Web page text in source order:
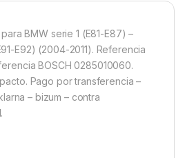
BMW serie 1 (E81-E87) –
E92) (2004-2011). Referencia
BOSCH 0285010060.
Pago por transferencia –
– bizum – contra